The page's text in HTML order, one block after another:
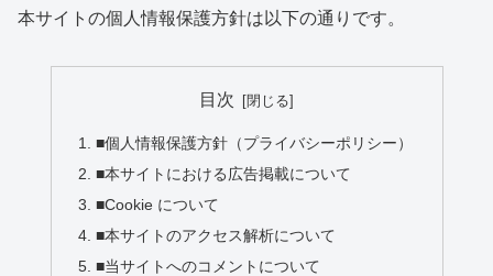
本サイトの個人情報保護方針は以下の通りです。
目次
■個人情報保護方針（プライバシーポリシー）
■本サイトにおける広告掲載について
■Cookie について
■本サイトのアクセス解析について
■当サイトへのコメントについて